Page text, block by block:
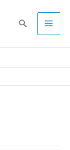
Pesquisa